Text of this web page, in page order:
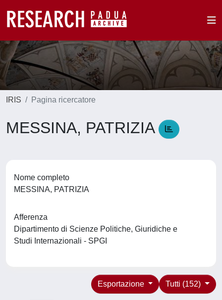
IRIS Pagina ricercatore
MESSINA, PATRIZIA
Nome completo
MESSINA, PATRIZIA
Afferenza
Dipartimento di Scienze Politiche, Giuridiche e
Studi Internazionali - SPGI
Tutti (152)
Esportazione